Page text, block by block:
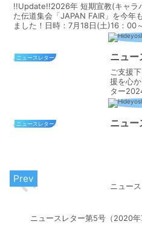
!!Update!!2026年 短期宣教(キャラ
た伝道集会「JAPAN FAIR」を今年
ました！日時：7月18日(土)16：00
ニュースレター ニュー
ご支援
援を心
ター
いただ
します
ばかり
の日本人
ニュースレター ニュー
ニュー
ニュースレター第5号（2020年